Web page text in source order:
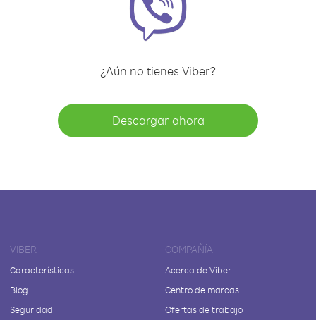
¿Aún no tienes Viber?
Descargar ahora
VIBER
Características
Blog
Seguridad
COMPAÑÍA
Acerca de Viber
Centro de marcas
Ofertas de trabajo